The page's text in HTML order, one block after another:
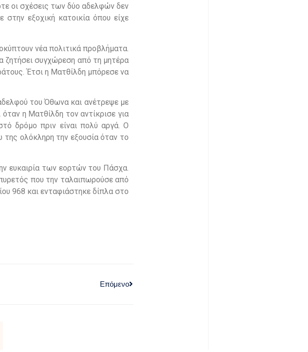
οι σχέσεις των δύο αδελφών δεν
εξοχική κατοικία όπου είχε
νέα πολιτικά προβλήματα.
ζητήσει συγχώρεση από τη μητέρα
Έτσι η Ματθίλδη μπόρεσε να
του Όθωνα και ανέτρεψε με
η Ματθίλδη τον αντίκρισε για
δρόμο πριν είναι πολύ αργά. Ο
ολόκληρη την εξουσία όταν το
ευκαιρία των εορτών του Πάσχα.
που την ταλαιπωρούσε από
968 και ενταφιάστηκε δίπλα στο
Επόμενο